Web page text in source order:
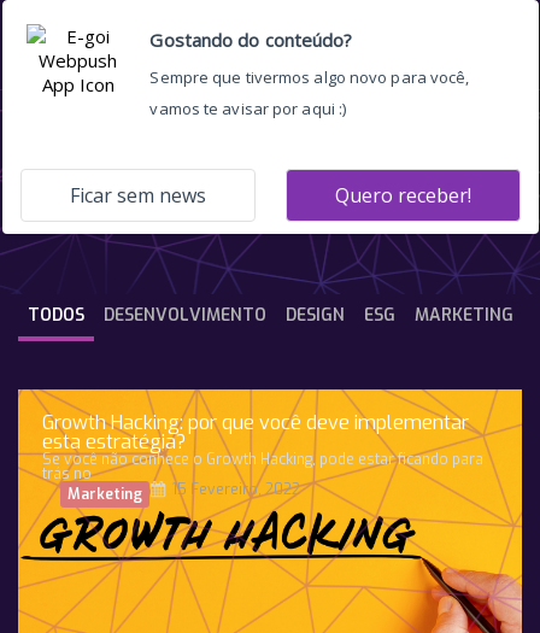
e-mail marketing
DESENVOLVIMENTO DESIGN ESG MARKETING
TODOS
Growth Hacking: por que você deve implementar
esta estratégia?
Se você não conhece o Growth Hacking, pode estar ficando para
trás no
Marketing
15 Fevereiro, 2022